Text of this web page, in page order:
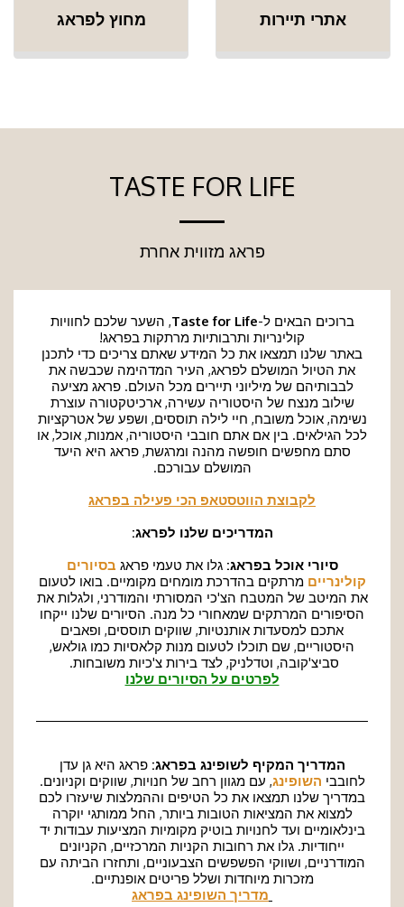
אתרי תיירות מחוץ לפראג
TASTE FOR LIFE
פראג מזווית אחרת
ברוכים הבאים ל-Taste for Life, השער שלכם לחוויות
קולינריות ותרבותיות מרתקות בפראג!
באתר שלנו תמצאו את כל המידע שאתם צריכים כדי לתכנן
את הטיול המושלם לפראג, העיר המדהימה שכבשה את
לבבותיהם של מיליוני תיירים מכל העולם. פראג מציעה
שילוב מנצח של היסטוריה עשירה, ארכיטקטורה עוצרת
נשימה, אוכל משובח, חיי לילה תוססים, ושפע של אטרקציות
לכל הגילאים. בין אם אתם חובבי היסטוריה, אמנות, אוכל, או
סתם מחפשים חופשה מהנה ומרגשת, פראג היא היעד
המושלם עבורכם.
לקבוצת הווטסטאפ הכי פעילה בפראג
המדריכים שלנו לפראג:
סיורי אוכל בפראג: גלו את טעמי פראג בסיורים
קולינרייםמרתקים בהדרכת מומחים מקומיים. בואו לטעום
את המיטב של המטבח הצ'כי המסורתי והמודרני, ולגלות את
הסיפורים המרתקים שמאחורי כל מנה. הסיורים שלנו ייקחו
אתכם למסעדות אותנטיות, שווקים תוססים, ופאבים
היסטוריים, שם תוכלו לטעום מנות קלאסיות כמו גולאש,
סביצ'קובה, וטדלניק, לצד בירות צ'כיות משובחות.
לפרטים על הסיורים שלנו
המדריך המקיף לשופינג בפראג: פראג היא גן עדן
לחובבי השופינג, עם מגוון רחב של חנויות, שווקים וקניונים.
במדריך שלנו תמצאו את כל הטיפים וההמלצות שיעזרו לכם
למצוא את המציאות הטובות ביותר, החל ממותגי יוקרה
בינלאומיים ועד לחנויות בוטיק מקומיות המציעות עבודות יד
ייחודיות. גלו את רחובות הקניות המרכזיים, הקניונים
המודרניים, ושווקי הפשפשים הצבעוניים, ותחזרו הביתה עם
מזכרות מיוחדות ושלל פריטים אופנתיים.
מדריך השופינג בפראג